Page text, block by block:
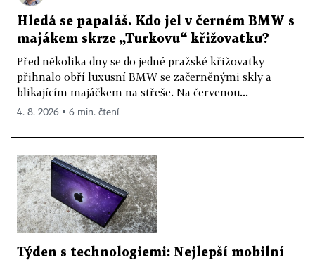
Hledá se papaláš. Kdo jel v černém BMW s
majákem skrze „Turkovu“ křižovatku?
Před několika dny se do jedné pražské křižovatky
přihnalo obří luxusní BMW se začerněnými skly a
blikajícím majáčkem na střeše. Na červenou...
4. 8. 2026 ▪ 6 min. čtení
Týden s technologiemi: Nejlepší mobilní